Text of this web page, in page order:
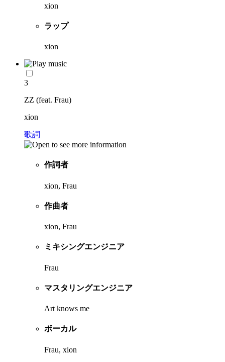
xion
ラップ
xion
3
ZZ (feat. Frau)
xion
歌詞
作詞者
xion, Frau
作曲者
xion, Frau
ミキシングエンジニア
Frau
マスタリングエンジニア
Art knows me
ボーカル
Frau, xion